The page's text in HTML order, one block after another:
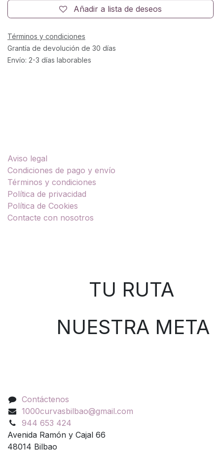
Añadir a lista de deseos
Términos y condiciones
Grantía de devolución de 30 días
Envío: 2-3 días laborables
Aviso legal
Condiciones de pago y envío
Términos y condiciones
Política de privacidad
Política de Cookies
Contacte con nosotros
TU RUTA
NUESTRA META
Contáctenos
1000curvasbilbao@gmail.com
944 653 424
Avenida Ramón y Cajal 66
48014 Bilbao